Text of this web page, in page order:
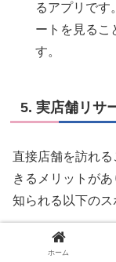
るアプリです
ートを見るこ
す。
5. 実店舗リサ
直接店舗を訪れ
きるメリットが
知られる以下のス
下北沢
：独
ホーム